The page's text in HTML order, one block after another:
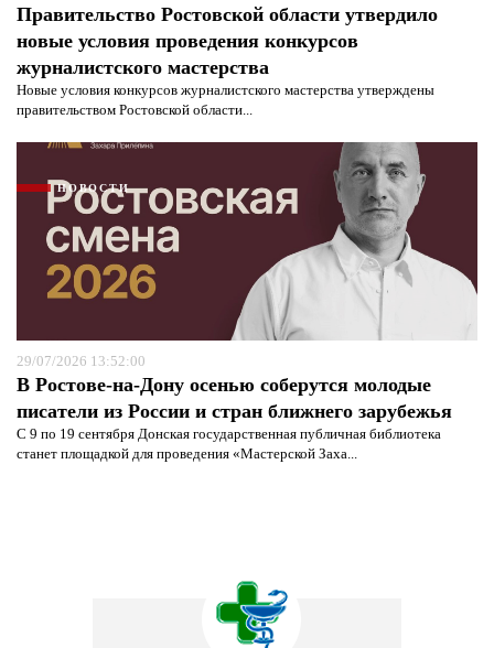
Правительство Ростовской области утвердило
новые условия проведения конкурсов
журналистского мастерства
Новые условия конкурсов журналистского мастерства утверждены
правительством Ростовской области...
НОВОСТИ
29/07/2026 13:52:00
В Ростове-на-Дону осенью соберутся молодые
писатели из России и стран ближнего зарубежья
С 9 по 19 сентября Донская государственная публичная библиотека
станет площадкой для проведения «Мастерской Заха...